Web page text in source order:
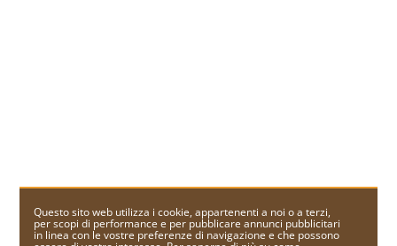
Questo sito web utilizza i cookie, appartenenti a noi o a terzi,
per scopi di performance e per pubblicare annunci pubblicitari
in linea con le vostre preferenze di navigazione e che possono